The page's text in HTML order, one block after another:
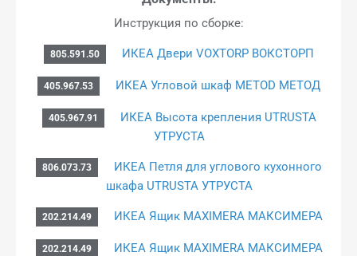
Инструкция по сборке:
805.591.50 ИКЕА Двери VOXTORP ВОКСТОРП
405.967.53 ИКЕА Угловой шкаф METOD МЕТОД
405.967.91
ИКЕА Высота крепления UTRUSTA
УТРУСТА
806.073.73
ИКЕА Петля для углового кухонного
шкафа UTRUSTA УТРУСТА
202.214.49 ИКЕА Ящик MAXIMERA МАКСИМЕРА
202.214.49 ИКЕА Ящик MAXIMERA МАКСИМЕРА